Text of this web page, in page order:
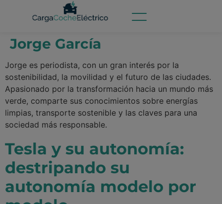
Jorge García
Jorge es periodista, con un gran interés por la
sostenibilidad, la movilidad y el futuro de las ciudades.
Apasionado por la transformación hacia un mundo más
verde, comparte sus conocimientos sobre energías
limpias, transporte sostenible y las claves para una
sociedad más responsable.
Tesla y su autonomía:
destripando su
autonomía modelo por